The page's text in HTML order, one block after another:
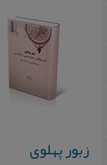
زبور پهلوی